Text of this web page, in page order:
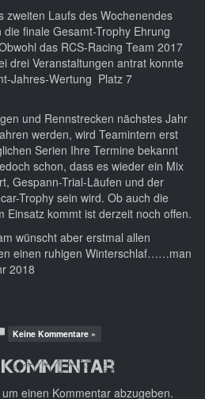
Laufs des Wochenendes
finale Gesamt-Trophy Ehrung
das RCS-Racing Team 2017
drei Veranstaltungen antrat konnte
Jahres-Wertung Platz 7
und Rennstrecken nächstes Jahr
werden, wird Teamintern erst
Serien Ihre Termine bekannt
schon, dass es wieder ein Mix
Gespann-Trial-Läufen und der
Trophy sein wird. Ob auch die
Einsatz kommt ist derzeit noch offen.
wünscht aber erstmal allen
einen ruhigen Winterschlaf……man
2018
Keine Kommentare »
Kommentar
einen Kommentar abzugeben.